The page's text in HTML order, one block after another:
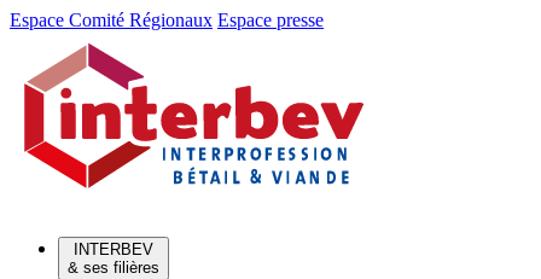
Aller
Aller
contenu
Espace Comité Régionaux Espace presse
INTERBEV
& ses filières